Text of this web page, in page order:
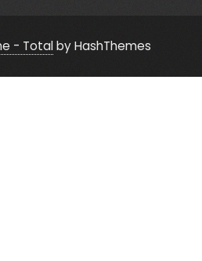
- Totalby HashThemes